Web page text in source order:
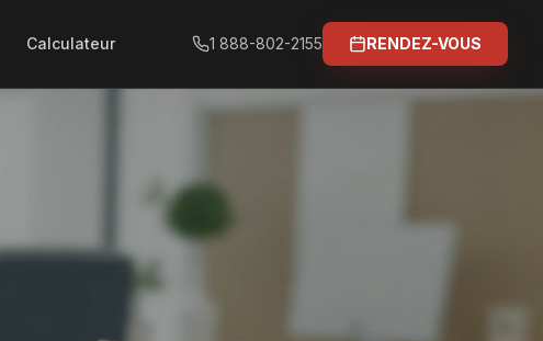
Calculateur 1 888-802-2155 RENDEZ-VOUS